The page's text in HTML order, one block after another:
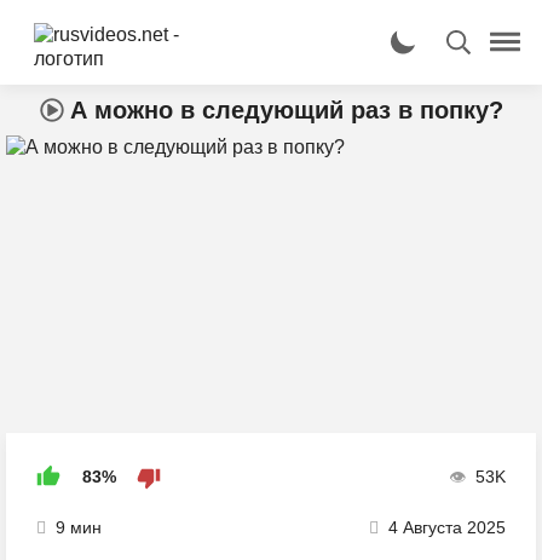
А можно в следующий раз в попку?
83% 53K
9 мин 4 Августа 2025